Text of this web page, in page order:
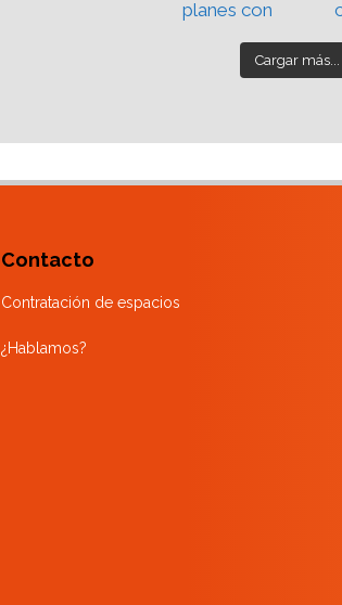
Cargar más...
Contacto
Contratación de espacios
¿Hablamos?